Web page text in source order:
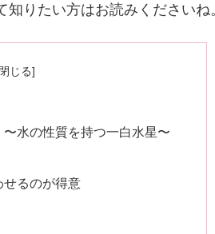
りたい方はお読みくださいね
水の性質を持つ一白水星〜
せるのが得意